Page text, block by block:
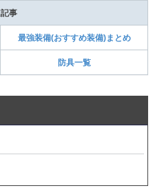
事
最強装備(おすすめ装備)まとめ
防具一覧